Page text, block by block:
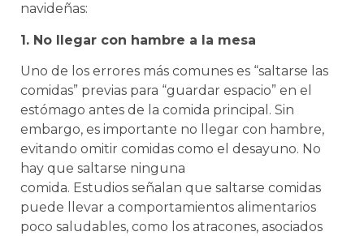
navideñas:
1. No llegar con hambre a la mesa
Uno de los errores más comunes es “saltarse las
comidas” previas para “guardar espacio” en el
estómago antes de la comida principal. Sin
embargo, es importante no llegar con hambre,
evitando omitir comidas como el desayuno. No
hay que saltarse ninguna
comida. Estudios señalan que saltarse comidas
puede llevar a comportamientos alimentarios
poco saludables, como los atracones, asociados